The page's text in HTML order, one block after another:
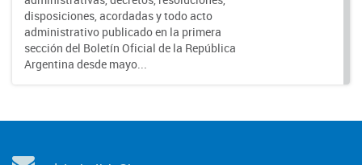
disposiciones, acordadas y todo acto
administrativo publicado en la primera
sección del Boletín Oficial de la República
Argentina desde mayo...